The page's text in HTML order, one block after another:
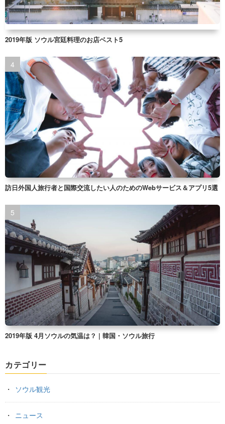
2019年版 ソウル宮廷料理のお店ベスト5
訪日外国人旅行者と国際交流したい人のためのWebサービス＆アプリ5選
2019年版 4月ソウルの気温は？ | 韓国・ソウル旅行
カテゴリー
ソウル観光
ニュース